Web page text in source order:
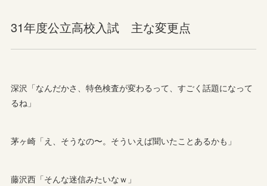
31年度公立高校入試 主な変更点
深沢「なんだかさ、特色検査が変わるって、すごく話題になって
るね」
茅ヶ崎「え、そうなの〜。そういえば聞いたことあるかも」
藤沢西「そんな迷信みたいなｗ」